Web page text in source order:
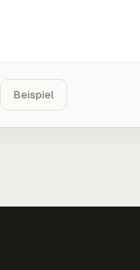
Beispiel